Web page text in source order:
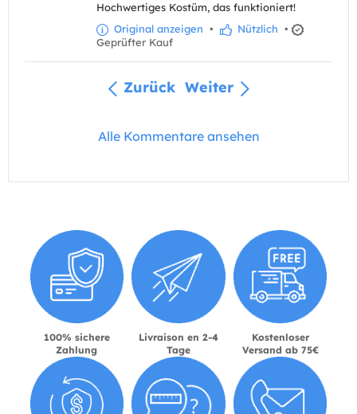
Hochwertiges Kostüm, das funktioniert!
Original anzeigen • Nützlich •
Geprüfter Kauf
Zurück Weiter
Alle Kommentare ansehen
100% sichere
Zahlung
Livraison en 2-4
Tage
Kostenloser
Versand ab 75€